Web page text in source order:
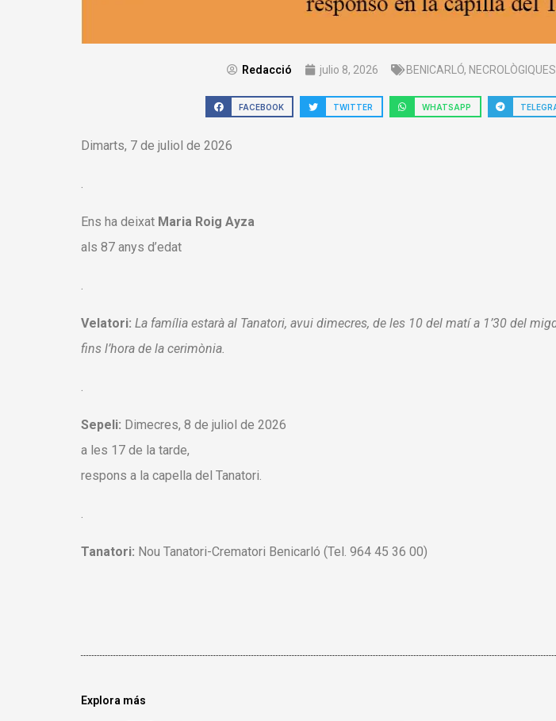
Redacció julio 8, 2026 BENICARLÓ, NECROLÒGIQUES
FACEBOOK TWITTER WHATSAPP
Dimarts, 7 de juliol de 2026
.
Ens ha deixat Maria Roig Ayza
als 87 anys d’edat
.
Velatori: La família estarà al Tanatori, avui dimecres, de les 10 del matí a 1’30 del
fins l’hora de la cerimònia.
.
Sepeli: Dimecres, 8 de juliol de 2026
a les 17 de la tarde,
respons a la capella del Tanatori.
.
Tanatori: Nou Tanatori-Crematori Benicarló (Tel. 964 45 36 00)
Explora más